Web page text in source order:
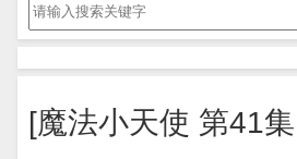
[魔法小天使 第41